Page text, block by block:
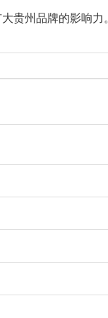
贵州品牌的影响力。